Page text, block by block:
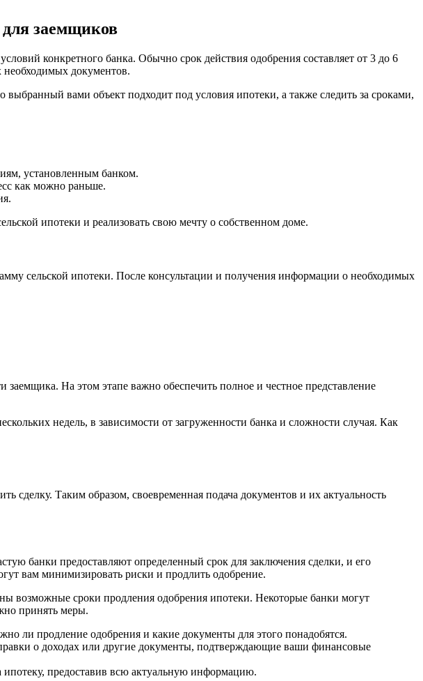
заемщиков
конкретного банка. Обычно срок действия одобрения составляет от 3 до 6
документов.
вами объект подходит под условия ипотеки, а также следить за сроками,
установленным банком.
как можно раньше.
ипотеки и реализовать свою мечту о собственном доме.
сельской ипотеки. После консультации и получения информации о необходимых
На этом этапе важно обеспечить полное и честное представление
недель, в зависимости от загруженности банка и сложности случая. Как
сделку. Таким образом, своевременная подача документов и их актуальность
банки предоставляют определенный срок для заключения сделки, и его
вам минимизировать риски и продлить одобрение.
возможные сроки продления одобрения ипотеки. Некоторые банки могут
принять меры.
ли продление одобрения и какие документы для этого понадобятся.
о доходах или другие документы, подтверждающие ваши финансовые
ипотеку, предоставив всю актуальную информацию.